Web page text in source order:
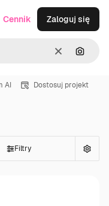
WyczyśćSzukaj
Cennik Zaloguj się
AI Dostosuj projekt
Filtry